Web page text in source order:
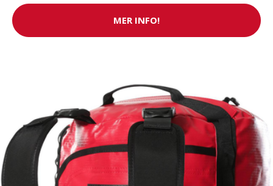
MER INFO!